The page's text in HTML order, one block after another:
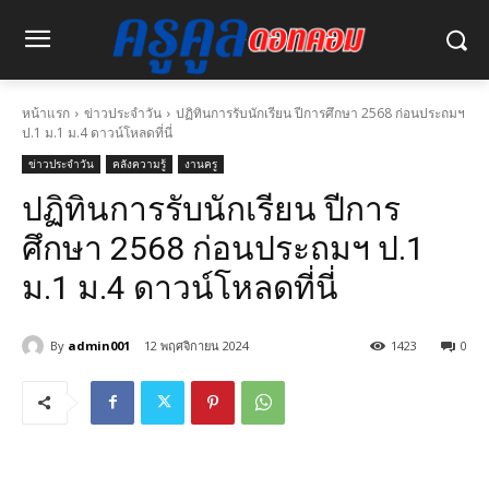
หน้าแรก ข่าวประจำวัน
ปฏิทินการรับนักเรียน ปีการศึกษา 2568 ก่อนประถมฯ
ป.1 ม.1 ม.4 ดาวน์โหลดที่นี่
ข่าวประจำวัน คลังความรู้ งานครู
ปฏิทินการรับนักเรียน ปีการ
ศึกษา 2568 ก่อนประถมฯ ป.1
ม.1 ม.4 ดาวน์โหลดที่นี่
By admin001 12 พฤศจิกายน 2024 0
1423